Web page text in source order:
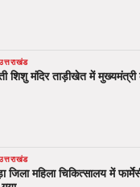
शिशु मंदिर ताड़ीखेत में मुख्यमंत्री
जिला महिला चिकित्सालय में